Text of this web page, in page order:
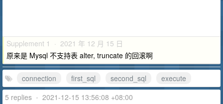
Supplement 1 · 2021 年 12 月 15 日
原来是 Mysql 不支持表 alter, truncate 的回滚啊
connection first_sql second_sql
execute
5 replies • 2021-12-15 13:56:08 +08:00